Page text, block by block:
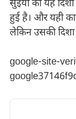
सुइयों की यह
हुई है। और यही
लेकिन उसकी
google-site-